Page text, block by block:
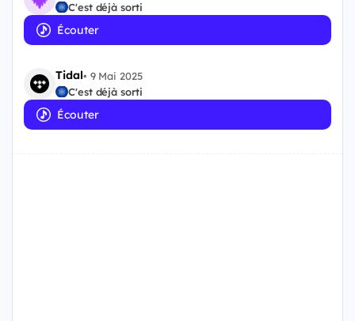
C'est déjà sorti
Écouter
Tidal• 9 Mai 2025
C'est déjà sorti
Écouter